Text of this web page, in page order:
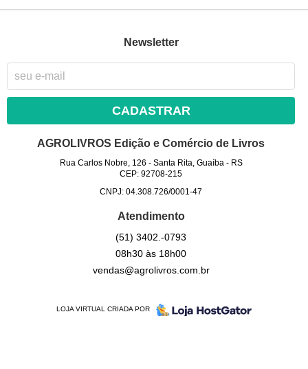
Newsletter
CADASTRAR
AGROLIVROS Edição e Comércio de Livros
Rua Carlos Nobre, 126 - Santa Rita, Guaíba - RS
CEP: 92708-215
CNPJ: 04.308.726/0001-47
Atendimento
(51) 3402.-0793
08h30 às 18h00
vendas@agrolivros.com.br
LOJA VIRTUAL CRIADA POR